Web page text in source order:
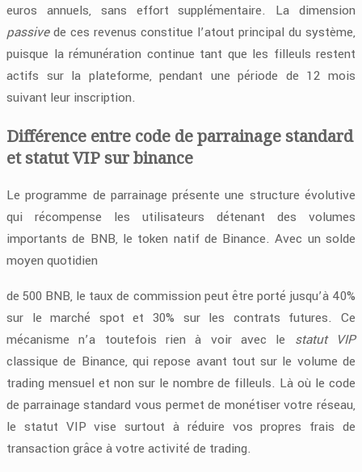
euros annuels, sans effort supplémentaire. La dimension
passivede ces revenus constitue l’atout principal du système,
puisque la rémunération continue tant que les filleuls restent
actifs sur la plateforme, pendant une période de 12 mois
suivant leur inscription.
Différence entre code de parrainage standard
et statut VIP sur binance
Le programme de parrainage présente une structure évolutive
qui récompense les utilisateurs détenant des volumes
importants de BNB, le token natif de Binance. Avec un solde
moyen quotidien
de 500 BNB, le taux de commission peut être porté jusqu’à 40%
sur le marché spot et 30% sur les contrats futures. Ce
mécanisme n’a toutefois rien à voir avec le statut VIP
classique de Binance, qui repose avant tout sur le volume de
trading mensuel et non sur le nombre de filleuls. Là où le code
de parrainage standard vous permet de monétiser votre réseau,
le statut VIP vise surtout à réduire vos propres frais de
transaction grâce à votre activité de trading.